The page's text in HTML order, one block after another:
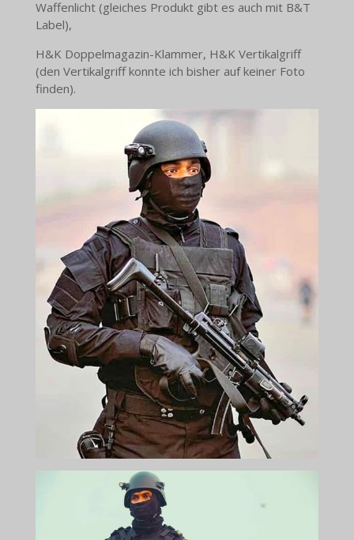
Waffenlicht (gleiches Produkt gibt es auch mit B&T
Label),
H&K Doppelmagazin-Klammer, H&K Vertikalgriff
(den Vertikalgriff konnte ich bisher auf keiner Foto
finden).